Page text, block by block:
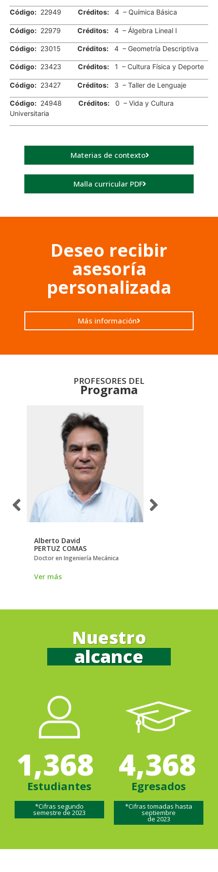
Código: 22949 Créditos: 4 – Química Básica
Código: 22979 Créditos: 4 – Álgebra Lineal I
Código: 23015 Créditos: 4 – Geometría Descriptiva
Código: 23423 Créditos: 1 – Cultura Física y Deporte
Código: 23427 Créditos: 3 – Taller de Lenguaje
Código: 24948 Créditos: 0 – Vida y Cultura
Universitaria
Materias de contexto
Malla curricular PDF
Deseo recibir
asesoría
personalizada
Más información
PROFESORES DEL
Programa
Alberto David
PERTUZ COMAS
Doctor en Ingeniería Mecánica
Ver más
Nuestro
alcance
1,368
Estudiantes
*Cifras segundo
semestre de 2023
4,368
Egresados
*Cifras tomadas hasta
septiembre
de 2023